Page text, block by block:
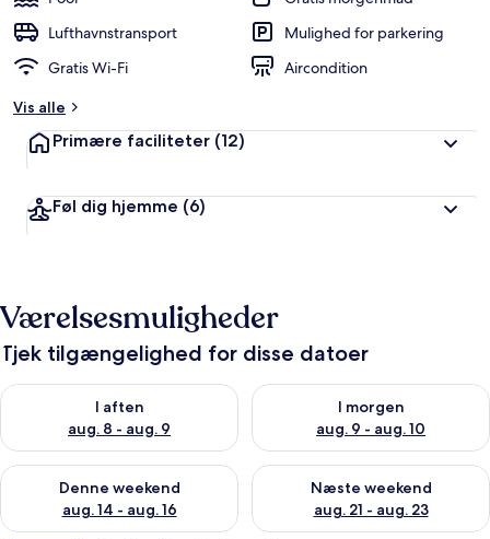
a
f
e
Lufthavnstransport
Mulighed for parkering
Gratis Wi-Fi
Aircondition
Vis alle
Primære faciliteter (12)
Føl dig hjemme (6)
Værelsesmuligheder
Tjek tilgængelighed for disse datoer
I aften
aug. 8 - aug. 9
Tjek tilgængelighed for i aften aug. 8 - aug. 9
I morgen
aug. 9 - aug. 10
Tjek tilgængelighed for i
Denne weekend
aug. 14 - aug. 16
Tjek tilgængelighed for denne weekend aug. 14 - aug. 16
Næste weekend
aug. 21 - aug. 23
Tjek tilgængelighed for næste